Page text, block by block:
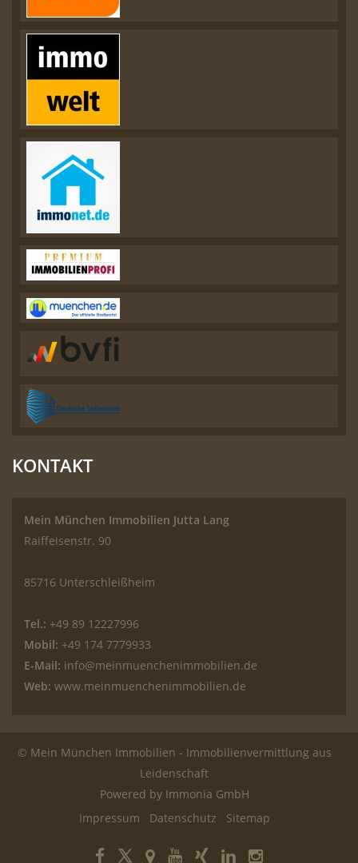
KONTAKT
Mein München Immobilien Jutta Lang
Raiffeisenstr. 90
85716 Unterschleißheim
Tel.: +49 89 12227996
Mobil: +49 174 7779933
E-Mail: info@meinmuenchenimmobilien.de
Web: www.meinmuenchenimmobilien.de
© Mein München Immobilien - Immobilienvermittlung aus
Leidenschaft
Powered by Immonia GmbH
Impressum
Datenschutz Sitemap